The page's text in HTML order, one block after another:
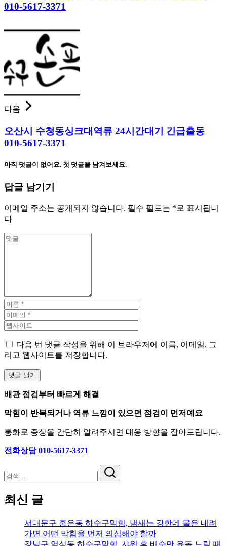
010-5617-3371
다음
오산시 수청동싱크대역류 24시간대기 긴급출동
010-5617-3371
아직 댓글이 없어요. 첫 댓글을 남겨보세요.
답글 남기기
이메일 주소는 공개되지 않습니다. 필수 필드는 *로 표시됩니
다
다음 번 댓글 작성을 위해 이 브라우저에 이름, 이메일, 그
리고 웹사이트를 저장합니다.
배관 점검부터 빠르게 해결
막힘이 반복되거나 역류 느낌이 있으면 점검이 먼저예요
통화로 증상을 간단히 알려주시면 대응 방향을 잡아드립니다.
전화상담 010-5617-3371
검
최신 글
서대문구 홍은동 하수구막힘, 냄새는 강한데 물은 내려
가면 어떤 막힘을 먼저 의심해야 할까
강남구 역삼동 하수구막힘, 샤워 후 배수만 유독 느릴 때